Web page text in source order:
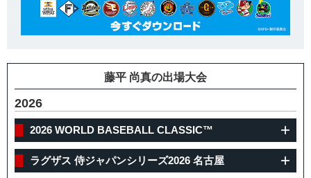
藤平 尚真の出場大会
2026
2026 WORLD BASEBALL CLASSIC™
ラグザス 侍ジャパンシリーズ2026 名古屋